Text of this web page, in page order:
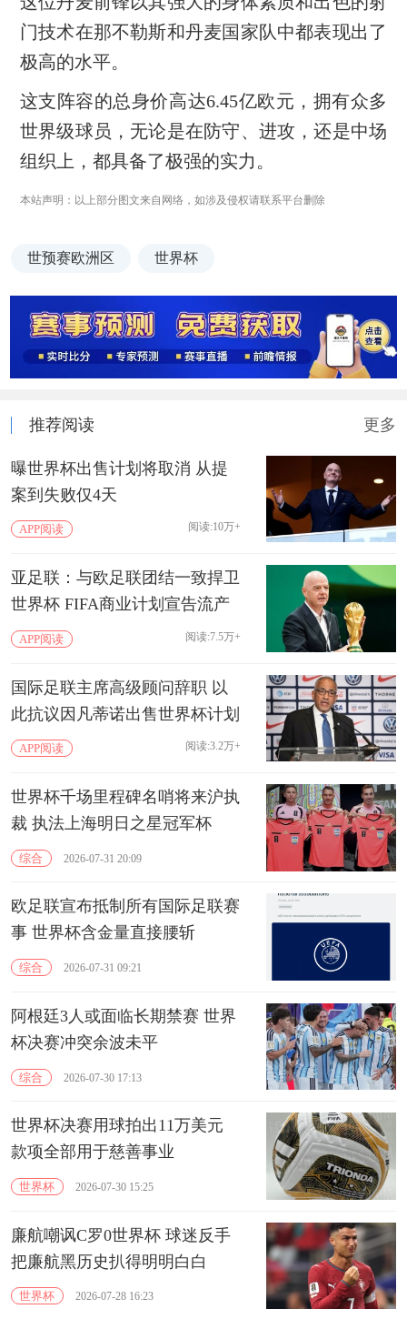
门技术在那不勒斯和丹麦国家队中都表现出了
极高的水平。
这支阵容的总身价高达6.45亿欧元，拥有众多
世界级球员，无论是在防守、进攻，还是中场
组织上，都具备了极强的实力。
本站声明：以上部分图文来自网络，如涉及侵权请联系平台删除
世预赛欧洲区 世界杯
推荐阅读 更多
曝世界杯出售计划将取消 从提
案到失败仅4天
APP阅读 阅读:10万+
亚足联：与欧足联团结一致捍卫
世界杯 FIFA商业计划宣告流产
APP阅读 阅读:7.5万+
国际足联主席高级顾问辞职 以
此抗议因凡蒂诺出售世界杯计划
APP阅读 阅读:3.2万+
世界杯千场里程碑名哨将来沪执
裁 执法上海明日之星冠军杯
综合 2026-07-31 20:09
欧足联宣布抵制所有国际足联赛
事 世界杯含金量直接腰斩
综合 2026-07-31 09:21
阿根廷3人或面临长期禁赛 世界
杯决赛冲突余波未平
综合 2026-07-30 17:13
世界杯决赛用球拍出11万美元
款项全部用于慈善事业
世界杯 2026-07-30 15:25
廉航嘲讽C罗0世界杯 球迷反手
把廉航黑历史扒得明明白白
世界杯 2026-07-28 16:23